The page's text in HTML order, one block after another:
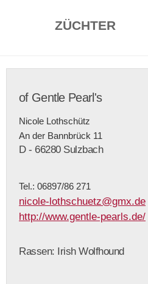
ZÜCHTER
of Gentle Pearl's
Nicole Lothschütz
An der Bannbrück 11
D - 66280 Sulzbach
Tel.: 06897/86 271
nicole-lothschuetz@gmx.de
http://www.gentle-pearls.de/
Rassen: Irish Wolfhound